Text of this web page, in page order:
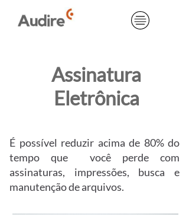
Assinatura
Eletrônica
É possível reduzir acima de 80% do
tempo que você perde com
assinaturas, impressões, busca e
manutenção de arquivos.